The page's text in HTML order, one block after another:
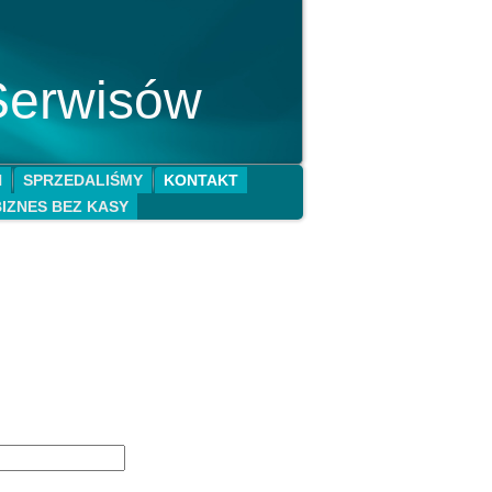
SPRZEDALIŚMY
KONTAKT
BEZ KASY